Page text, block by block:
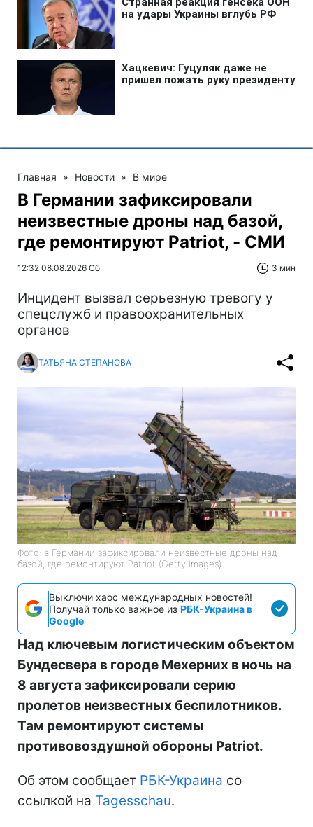
Главная » Новости » В мире
В Германии зафиксировали
неизвестные дроны над базой,
где ремонтируют Patriot, - СМИ
12:32 08.08.2026 Сб 3 мин
Инцидент вызвал серьезную тревогу у
спецслужб и правоохранительных
органов
ТАТЬЯНА СТЕПАНОВА
Фото: в Германии зафиксировали неизвестные дроны над
базой, где ремонтируют Patriot (Getty Images)
Выключи хаос международных новостей!
Получай только важное из РБК-Украина в
Google
Над ключевым логистическим объектом
Бундесвера в городе Мехерних в ночь на
8 августа зафиксировали серию
пролетов неизвестных беспилотников.
Там ремонтируют системы
противовоздушной обороны Patriot.
Об этом сообщает РБК-Украина со
ссылкой на Tagesschau.